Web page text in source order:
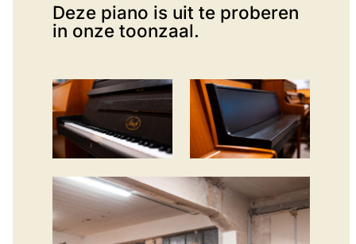
Deze piano is uit te proberen
in onze toonzaal.